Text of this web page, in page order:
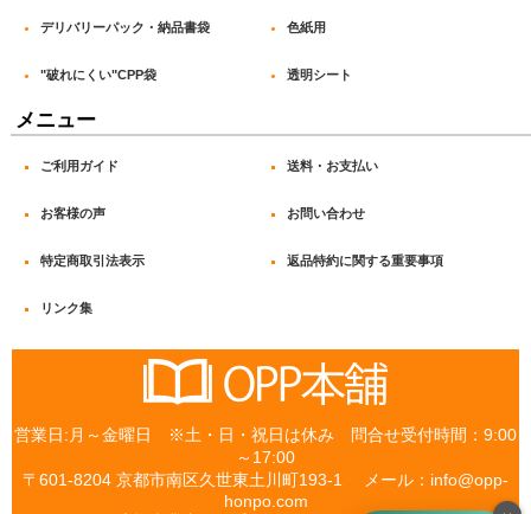
OPP袋 テープなし_#50
OPP袋 テープなし_#60
“破れにくい” CPP袋テープ付_#30
透明ヘッダー付 OPP袋_#30
片面白 PP袋_印刷OK OPP袋
片面白 PP袋_書込OK OPP袋
デリバリーパック・納品書袋 色紙用
"破れにくい"CPP袋 透明シート
メニュー
ご利用ガイド 送料・お支払い
お客様の声 お問い合わせ
特定商取引法表示 返品特約に関する重要事項
リンク集
営業日:月～金曜日 ※土・日・祝日は休み 問合せ受付時間：9:00
～17:00
〒601-8204 京都市南区久世東土川町193-1 メール：info@opp-
honpo.com